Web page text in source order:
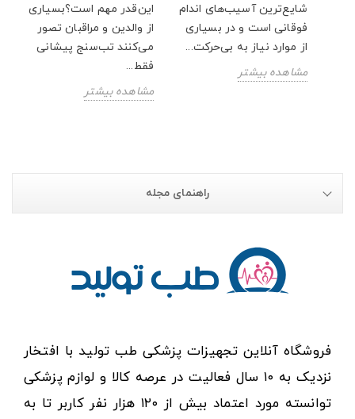
این‌قدر مهم است؟بسیاری
از والدین و مراقبان تصور
می‌کنند تب‌سنج پیشانی
فقط...
مشاهده بیشتر
شایع‌ترین آسیب‌های اندام
فوقانی است و در بسیاری
از موارد نیاز به بی‌حرکت...
مشاهده بیشتر
راهنمای مجله
فروشگاه آنلاین تجهیزات پزشکی طب تولید با افتخار
نزدیک به ۱۰ سال فعالیت در عرصه کالا و لوازم پزشکی
توانسته مورد اعتماد بیش از ۱۲۰ هزار نفر کاربر تا به